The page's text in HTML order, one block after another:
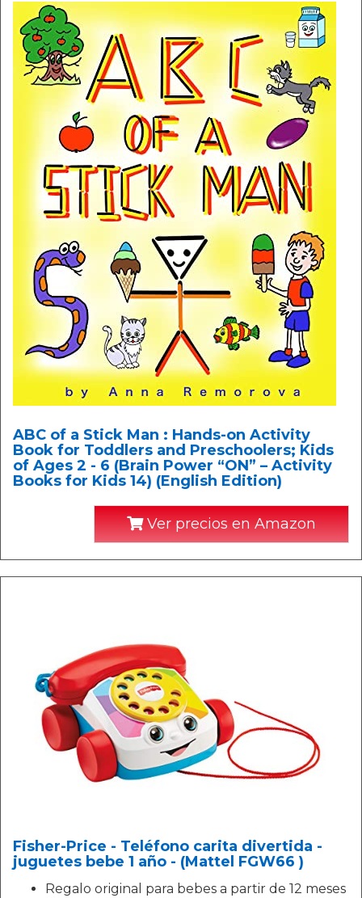
ABC of a Stick Man : Hands-on Activity
Book for Toddlers and Preschoolers; Kids
of Ages 2 - 6 (Brain Power “ON” – Activity
Books for Kids 14) (English Edition)
Ver precios en Amazon
Fisher-Price - Teléfono carita divertida -
juguetes bebe 1 año - (Mattel FGW66 )
Regalo original para bebes a partir de 12 meses